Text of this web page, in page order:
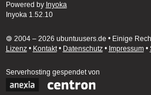
Powered by Inyoka
Inyoka 1.52.10
🄯 2004 – 2026 ubuntuusers.de • Einige
Lizenz• Kontakt• Datenschutz• Impressum•
Serverhosting gespendet von